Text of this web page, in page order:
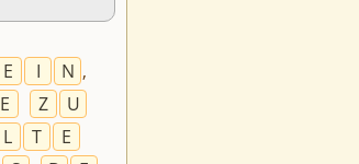
E I N ,
E Z
U
L T
E